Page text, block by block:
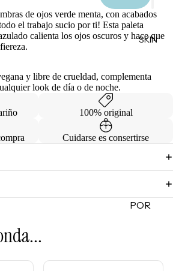
Regalo
Marketpl
ace
Marcas
de
Skincare
Makeup
SKIN
POR
de ojos verde menta, con acabados
el trabajo sucio por ti! Esta paleta
calienta los ojos oscuros y hace que
y libre de crueldad, complementa
look de día o de noche.
100% original
Cuidarse es consertirse